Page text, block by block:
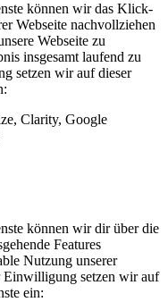
können wir das Klick-
Webseite nachvollziehen
Webseite zu
insgesamt laufend zu
setzen wir auf dieser
Clarity, Google
können wir dir über die
Features
Nutzung unserer
Einwilligung setzen wir auf
ein: